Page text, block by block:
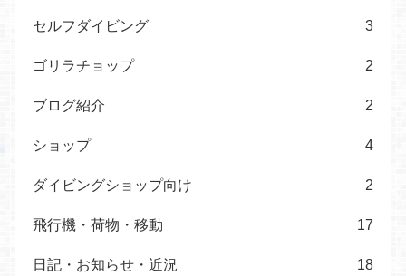
セルフダイビング 3
ゴリラチョップ 2
ブログ紹介 2
ショップ 4
ダイビングショップ向け 2
飛行機・荷物・移動 17
日記・お知らせ・近況 18